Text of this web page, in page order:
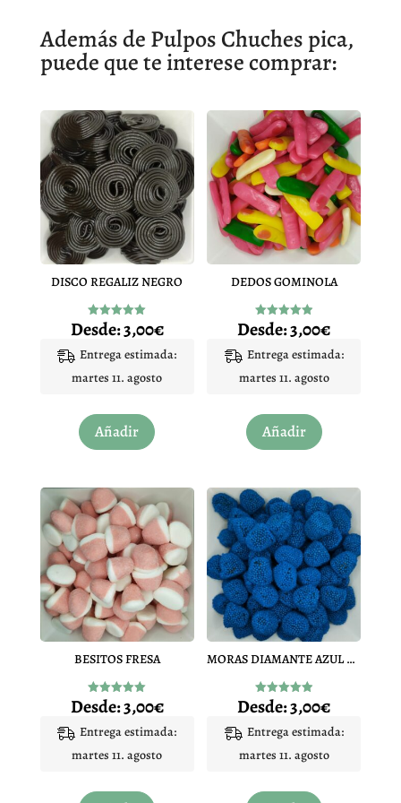
Además de Pulpos Chuches pica,
puede que te interese comprar:
DISCO REGALIZ NEGRO
Valorado
con
de 5
Desde:3,00€
Entrega estimada:
martes 11. agosto
Añadir
producto
variantes.
Las
opciones
se
pueden
elegir
en
la
de
producto
DEDOS GOMINOLA
Valorado
con
de 5
Desde:3,00€
Entrega estimada:
martes 11. agosto
Añadir
producto
variantes.
Las
opciones
se
pueden
elegir
en
la
de
producto
BESITOS FRESA
Valorado
con
de 5
Desde:3,00€
Entrega estimada:
martes 11. agosto
MORAS DIAMANTE AZUL PINTALENGUA
Valorado
con
de 5
Desde:3,00€
Entrega estimada:
martes 11. agosto